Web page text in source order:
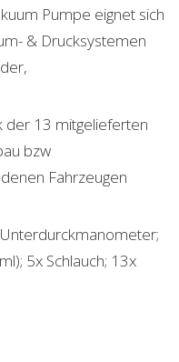
Pumpe eignet sich
& Drucksystemen
der 13 mitgelieferten
bzw
Fahrzeugen
5x Schlauch; 13x